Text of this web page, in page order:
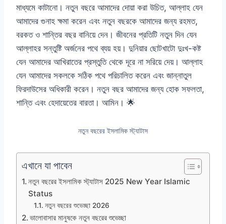
মাধ্যমে কাটানো। নতুন বছরে আমাদের দোয়া করা উচিত, আল্লাহ যেন
আমাদের গুনাহ ক্ষমা করেন এবং নতুন বছরকে আমাদের জন্য রহমত,
বরকত ও শান্তির বছর বানিয়ে দেন। জীবনের প্রতিটি নতুন দিন যেন
আল্লাহর সন্তুষ্টি অর্জনের পথে ব্যয় হয়। দুনিয়ার ছোটখাটো দুঃখ-কষ্ট
যেন আমাদের আখিরাতের প্রস্তুতি থেকে দূরে না সরিয়ে দেয়। আল্লাহ
যেন আমাদের সকলকে সঠিক পথে পরিচালিত করেন এবং জান্নাতুল
ফিরদাউসের অধিকারী করেন। নতুন বছর আমাদের জন্য হোক সফলতা,
শান্তি এবং হেদায়েতের বারতা। আমিন। 🌟
নতুন বছরের ইসলামিক স্ট্যাটাস
এখানে যা পাবেন
নতুন বছরের ইসলামিক স্ট্যাটাস 2025 New Year Islamic
Status
নতুন বছরের শুভেচ্ছা 2026
ভালোবাসার মানুষকে নতুন বছরের শুভেচ্ছা